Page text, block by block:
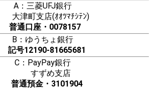
A：三菱UFJ銀行
大津町支店(ｵｵﾂﾏﾁｼﾃﾝ)
普通口座・0078157
B：ゆうちょ銀行
記号12190-81665681
C：PayPay銀行
すずめ支店
普通預金・3101904